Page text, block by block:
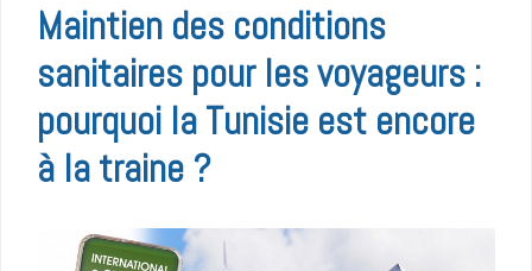
Maintien des conditions
sanitaires pour les voyageurs :
pourquoi la Tunisie est encore
à la traine ?